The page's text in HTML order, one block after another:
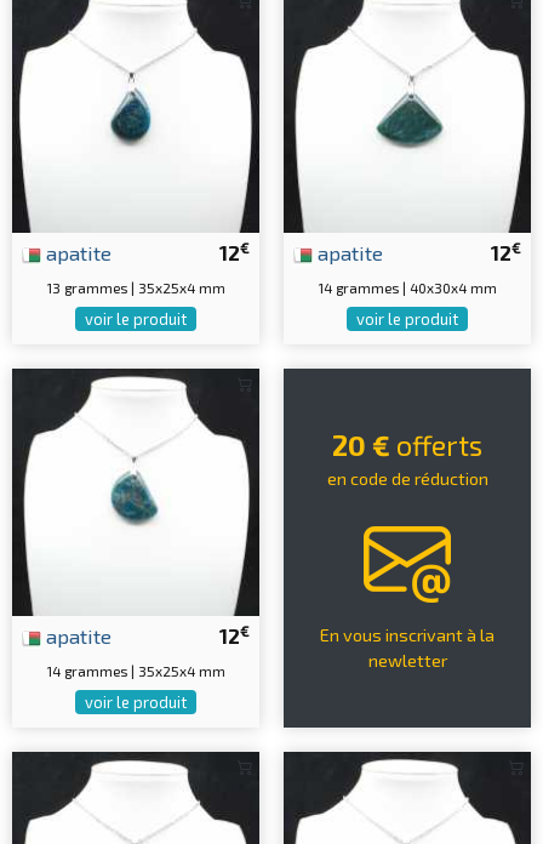
12€
apatite
13 grammes | 35x25x4 mm
voir le produit
12€
apatite
14 grammes | 40x30x4 mm
voir le produit
12€
apatite
14 grammes | 35x25x4 mm
voir le produit
20 € offerts
en code de réduction
En vous inscrivant à la
newletter